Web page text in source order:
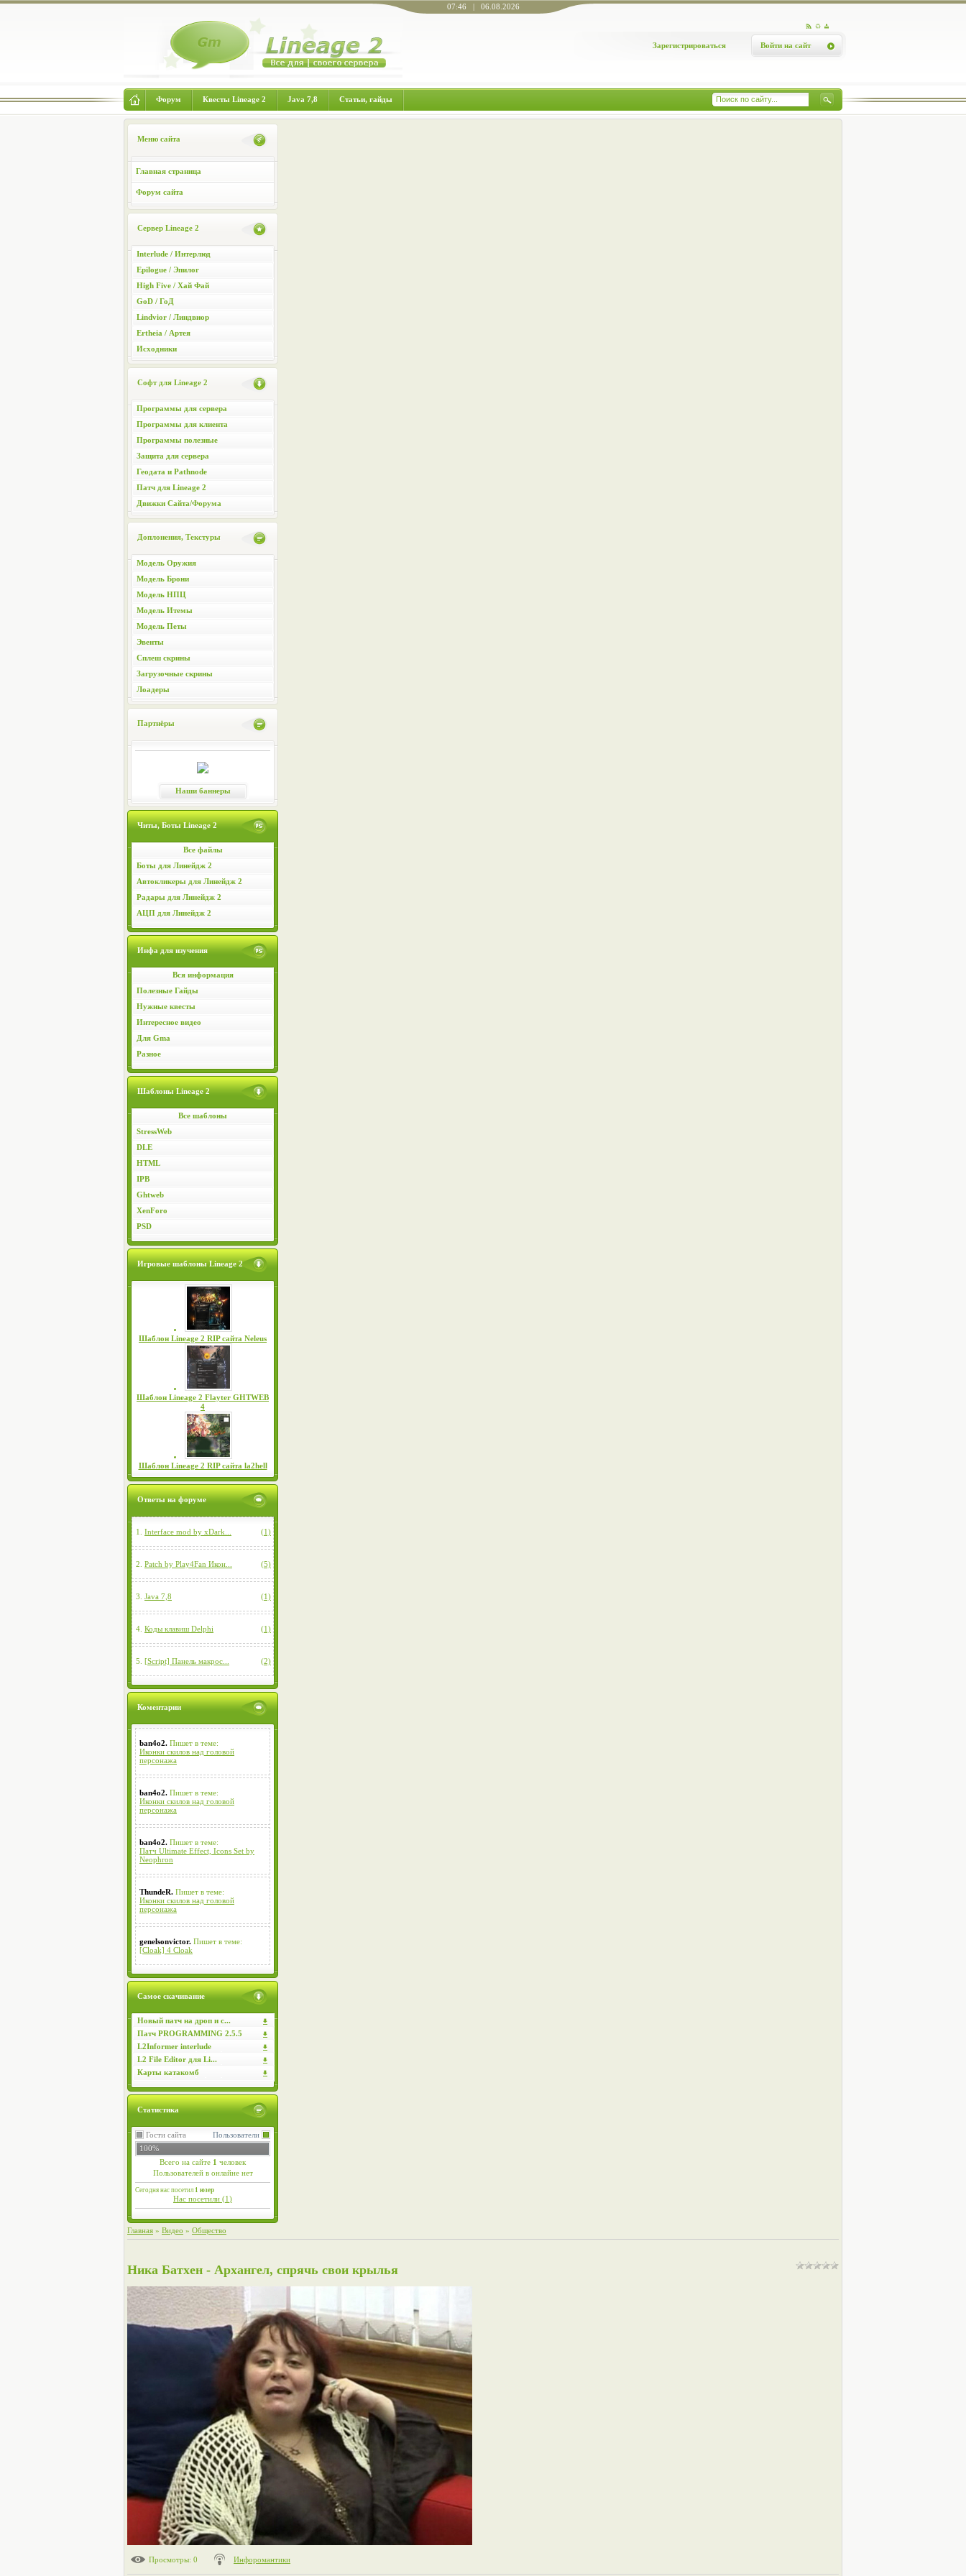
07:46 | 06.08.2026
Войти на сайт
Зарегистрироваться
Форум Квесты Lineage 2 Java 7,8 Статьи, гайды
Меню сайта
Главная страница
Форум сайта
Сервер Lineage 2
Interlude / Интерлюд
Epilogue / Эпилог
High Five / Хай Фай
GoD / ГоД
Lindvior / Линдвиор
Ertheia / Артея
Исходники
Софт для Lineage 2
Программы для сервера
Программы для клиента
Программы полезные
Защита для сервера
Геодата и Pathnode
Патч для Lineage 2
Движки Сайта/Форума
Доплонения, Текстуры
Модель Оружия
Модель Брони
Модель НПЦ
Модель Итемы
Модель Петы
Эвенты
Сплеш скрины
Загрузочные скрины
Лоадеры
Партнёры
Наши баннеры
Читы, Боты Lineage 2
Все файлы
Боты для Линейдж 2
Автокликеры для Линейдж 2
Радары для Линейдж 2
АЦП для Линейдж 2
Инфа для изучения
Вся информация
Полезные Гайды
Нужные квесты
Интересное видео
Для Gma
Разное
Шаблоны Lineage 2
Все шаблоны
StressWeb
DLE
HTML
IPB
Ghtweb
XenForo
PSD
Игровые шаблоны Lineage 2
Шаблон Lineage 2 RIP сайта Neleus
Шаблон Lineage 2 Flayter GHTWEB
4
Шаблон Lineage 2 RIP сайта la2hell
Ответы на форуме
1. Interface mod by xDark... (1)
2. Patch by Play4Fan Икон... (5)
3. Java 7,8 (1)
4. Коды клавиш Delphi (1)
5. [Script] Панель макрос... (2)
Коментарии
ban4o2. Пишет в теме:
Иконки скилов над головой
персонажа
ban4o2. Пишет в теме:
Иконки скилов над головой
персонажа
ban4o2. Пишет в теме:
Патч Ultimate Effect, Icons Set by
Neophron
ThundeR. Пишет в теме:
Иконки скилов над головой
персонажа
genelsonvictor. Пишет в теме:
[Cloak] 4 Cloak
Самое скачивание
Новый патч на дроп и с...
Патч PROGRAMMING 2.5.5
L2Informer interlude
L2 File Editor для Li...
Карты катакомб
Статистика
Пользователи
Гости сайта
100%
Всего на сайте 1 человек
Пользователей в онлайне нет
Сегодня нас посетил1 юзер
Нас посетили (1)
Главная » Видео » Общество
Ника Батхен - Архангел, спрячь свои крылья
Просмотры: 0 Инфоромантики